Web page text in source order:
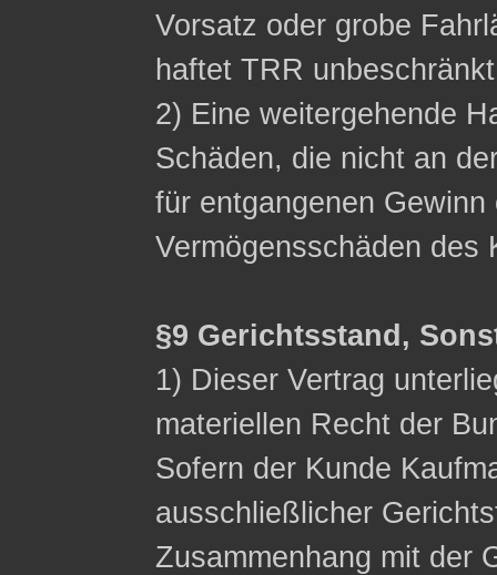
Vorsatz oder grobe
haftet TRR
2) Eine weitergehende
Schäden, die nicht an
für entgangenen Gewinn
Vermögensschäden des
§9 Gerichtsstand,
1) Dieser Vertrag
materiellen Recht der
Sofern der Kunde
ausschließlicher
Zusammenhang mit der